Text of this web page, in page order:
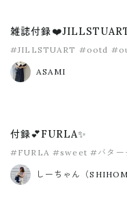
雑誌付録
#JILLSTUART #ootd
#プチプラ
ASAMI
付録💕FURLA✨
#FURLA #sweet #バター
しーちゃん（